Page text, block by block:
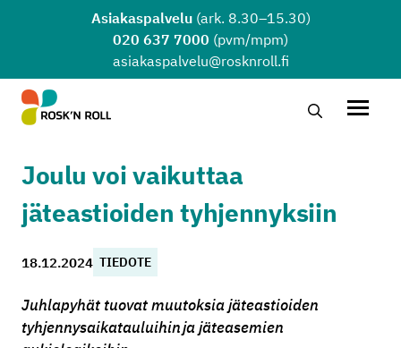
Siirry sisältöönAsiakaspalvelu(ark. 8.30–15.30)
020 637 7000 (pvm/mpm)
asiakaspalvelu@rosknroll.fi
Hae…Avaa
Joulu voi vaikuttaa
jäteastioiden tyhjennyksiin
18.12.2024 TIEDOTE
Juhlapyhät tuovat muutoksia jäteastioiden
tyhjennysaikatauluihin ja jäteasemien